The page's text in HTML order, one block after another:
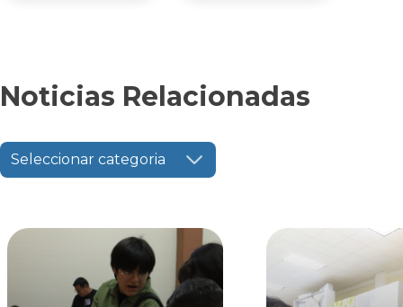
Noticias Relacionadas
Seleccionar categoria